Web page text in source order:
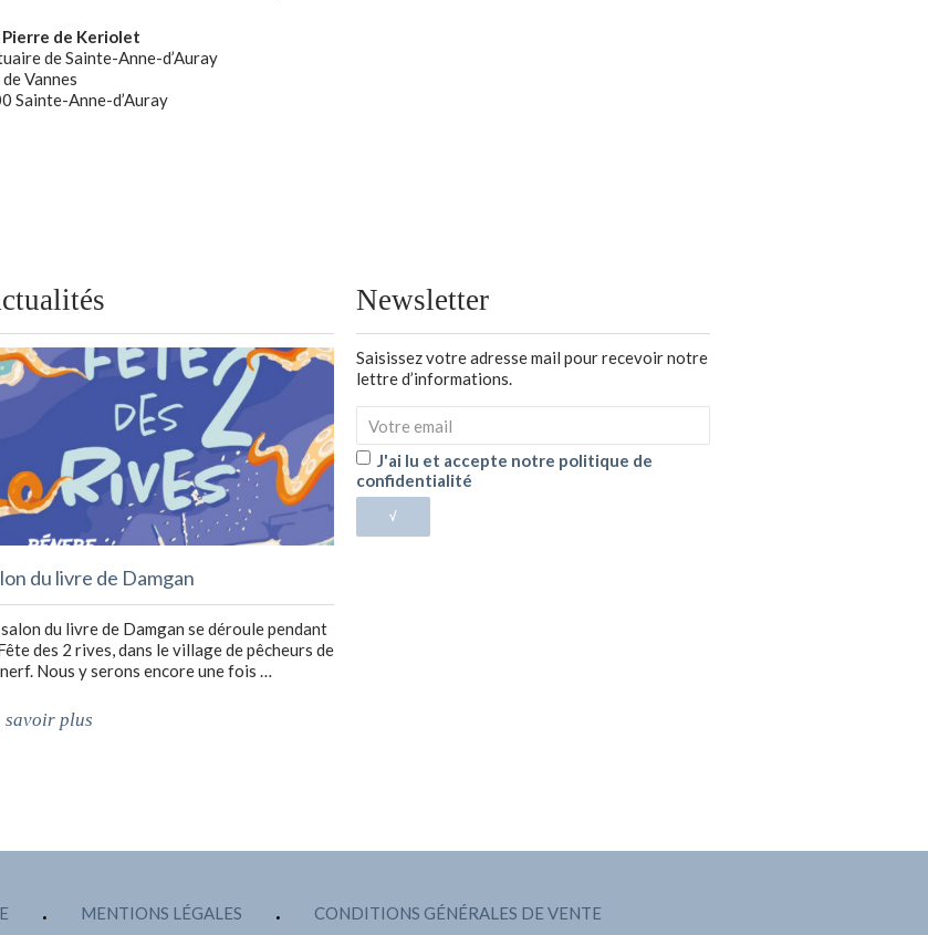
Pierre de Keriolet
de Sainte-Anne-d’Auray
Vannes
Sainte-Anne-d’Auray
du livre de Damgan
salon du livre de Damgan se déroule pendant
des 2 rives, dans le village de pêcheurs de
Nous y serons encore une fois …
savoir plus
Newsletter
Saisissez votre adresse mail pour recevoir notre
lettre d’informations.
J'ai lu et accepte notre politique de
confidentialité
√
MENTIONS LÉGALES CONDITIONS GÉNÉRALES DE VENTE